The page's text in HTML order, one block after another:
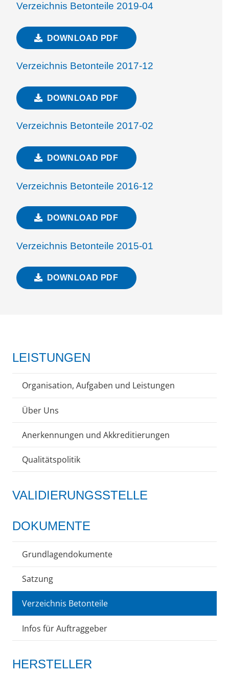
Verzeichnis Betonteile 2019-04
DOWNLOAD PDF
Verzeichnis Betonteile 2017-12
DOWNLOAD PDF
Verzeichnis Betonteile 2017-02
DOWNLOAD PDF
Verzeichnis Betonteile 2016-12
DOWNLOAD PDF
Verzeichnis Betonteile 2015-01
DOWNLOAD PDF
LEISTUNGEN
Organisation, Aufgaben und Leistungen
Über Uns
Anerkennungen und Akkreditierungen
Qualitätspolitik
VALIDIERUNGSSTELLE
DOKUMENTE
Grundlagendokumente
Satzung
Verzeichnis Betonteile
Infos für Auftraggeber
HERSTELLER